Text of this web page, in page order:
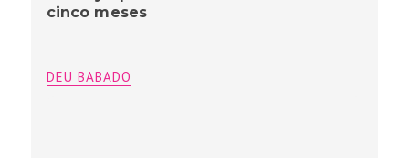
cinco meses
DEU BABADO